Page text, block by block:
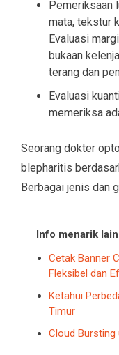
Pemeriksaan
mata, tekstur
Evaluasi
bukaan
terang dan
Evaluasi
memeriksa
Seorang dokter
blepharitis
Berbagai jenis dan
Info menarik
Cetak Banner
Fleksibel dan
Ketahui
Timur
Cloud Bursting